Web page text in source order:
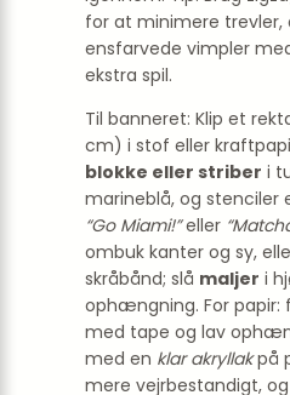
for at minimere trevler,
ensfarvede vimpler
ekstra spil.
Til banneret: Klip et
cm) i stof eller
blokke eller striber i
marineblå, og stenciler
“Go Miami!”eller
ombuk kanter og sy,
skråbånd; slå maljer i
ophængning. For
med tape og lav
med en klar akryllakpå
mere vejrbestandigt,